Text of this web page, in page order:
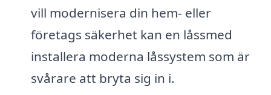
vill modernisera din hem- eller
företags säkerhet kan en låssmed
installera moderna låssystem som är
svårare att bryta sig in i.